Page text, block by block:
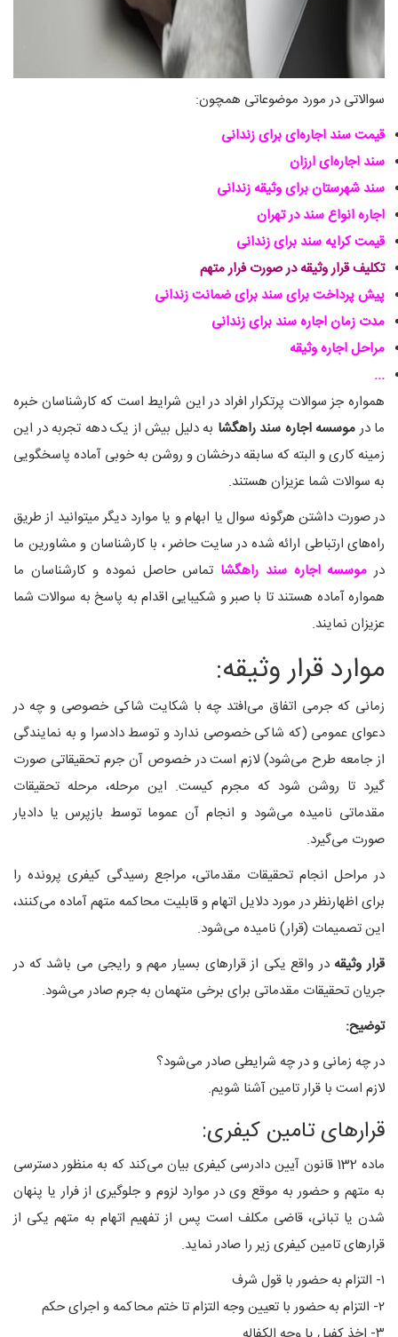
سوالاتی در مورد موضوعاتی همچون:
قیمت سند اجاره‌ای برای زندانی
سند اجاره‌ای ارزان
سند شهرستان برای وثیقه زندانی
اجاره انواع سند در تهران
قیمت کرایه سند برای زندانی
تکلیف قرار وثیقه در صورت فرار متهم
پیش پرداخت برای سند برای ضمانت زندانی
مدت زمان اجاره سند برای زندانی
مراحل اجاره وثیقه
...
همواره جز سوالات پرتکرار افراد در این شرایط است که کارشناسان خبره
ما درموسسه اجاره سند راهگشا به دلیل بیش از یک دهه تجربه در این
زمینه کاری و البته که سابقه درخشان و روشن به خوبی آماده پاسخگویی
به سوالات شما عزیزان هستند.
در صورت داشتن هرگونه سوال یا ابهام و یا موارد دیگر میتوانید از طریق
راه‌های ارتباطی ارائه شده در سایت حاضر ، با کارشناسان و مشاورین ما
در موسسه اجاره سند راهگشا تماس حاصل نموده و کارشناسان ما
همواره آماده هستند تا با صبر و شکیبایی اقدام به پاسخ به سوالات شما
عزیزان نمایند.
موارد قرار وثیقه:
زمانی که جرمی اتفاق می‌افتد چه با شکایت شاکی خصوصی و چه در
دعوای عمومی (که شاکی خصوصی ندارد و توسط دادسرا و به نمایندگی
از جامعه طرح می‌شود) لازم است در خصوص آن جرم تحقیقاتی صورت
گیرد تا روشن شود که مجرم کیست. این مرحله، مرحله تحقیقات
مقدماتی نامیده می‌شود و انجام آن عموما توسط بازپرس یا دادیار
صورت می‌گیرد.
در مراحل انجام تحقیقات مقدماتی، مراجع رسیدگی کیفری پرونده را
برای اظهارنظر در مورد دلایل اتهام و قابلیت محاکمه متهم آماده می‌کنند،
این تصمیمات (قرار) نامیده می‌شود.
قرار وثیقه در واقع یکی از قرارهای بسیار مهم و رایجی می باشد که در
جریان تحقیقات مقدماتی برای برخی متهمان به جرم صادر می‌شود.
توضیح:
در چه زمانی و در چه شرایطی صادر می‌شود؟
لازم است با قرار تامین آشنا شویم.
قرارهای تامین کیفری:
ماده 132 قانون آیین دادرسی کیفری بیان می‌کند که به منظور دسترسی
به متهم و حضور به موقع وی در موارد لزوم و جلوگیری از فرار یا پنهان
شدن یا تبانی، قاضی مکلف است پس از تفهیم اتهام به متهم یکی از
قرارهای تامین کیفری زیر را صادر نماید.
۱- التزام به حضور با قول شرف
۲- التزام به حضور با تعیین وجه التزام تا ختم محاکمه و اجرای حکم